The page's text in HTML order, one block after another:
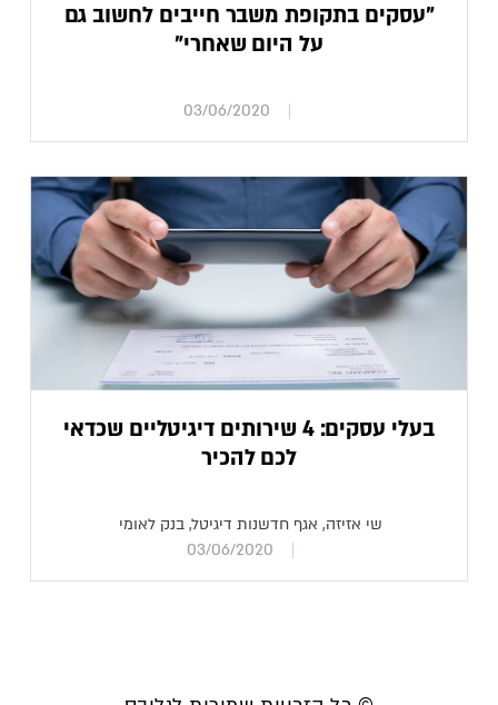
"עסקים בתקופת משבר חייבים לחשוב גם
על היום שאחרי"
03/06/2020
בעלי עסקים: 4 שירותים דיגיטליים שכדאי
לכם להכיר
שי אזיזה, אגף חדשנות דיגיטל, בנק לאומי
03/06/2020